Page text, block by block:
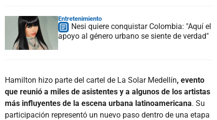
Entretenimiento
Nesi quiere conquistar Colombia: "Aquí el
apoyo al género urbano se siente de verdad"
Hamilton hizo parte del cartel de La Solar Medellín, evento
que reunió a miles de asistentes y a algunos de los artistas
más influyentes de la escena urbana latinoamericana. Su
participación representó un nuevo paso dentro de una etapa